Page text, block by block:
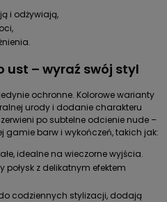
i odżywiają,
ust – wyraź swój styl
ochronne. Kolorowe warianty
urody i dodanie charakteru
po subtelne odcienie nude –
gamie barw i wykończeń, takich jak:
idealne na wieczorne wyjścia.
połysk z delikatnym efektem
do codziennych stylizacji, dodają